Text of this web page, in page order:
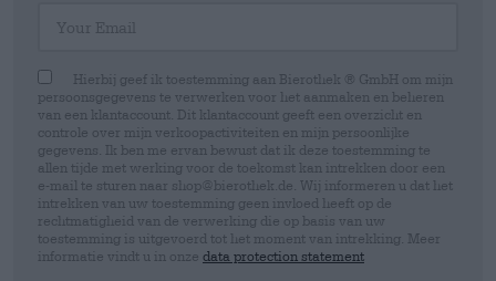
Hierbij geef ik toestemming aan Bierothek ® GmbH om mijn
persoonsgegevens te verwerken voor het aanmaken en beheren
van een klantaccount. Dit klantaccount geeft een overzicht en
controle over mijn verkoopactiviteiten en mijn persoonlijke
gegevens. Ik ben me ervan bewust dat ik deze toestemming te
allen tijde met werking voor de toekomst kan intrekken door een
e-mail te sturen naar shop@bierothek.de. Wij informeren u dat het
intrekken van uw toestemming geen invloed heeft op de
rechtmatigheid van de verwerking die op basis van uw
toestemming is uitgevoerd tot het moment van intrekking. Meer
informatie vindt u in onze data protection statement